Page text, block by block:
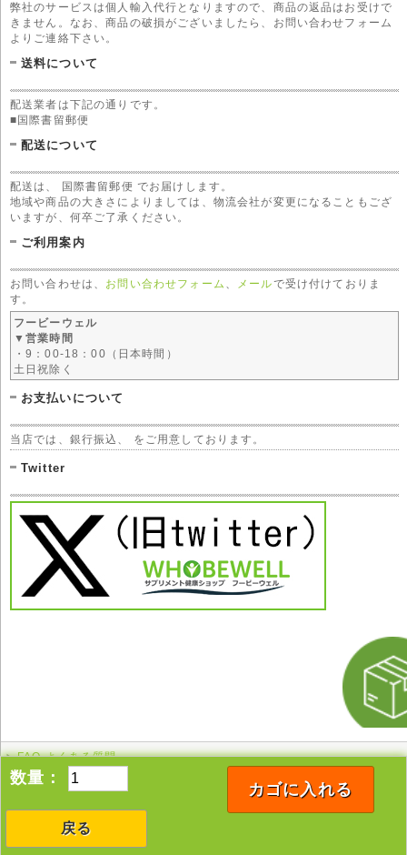
数量：
カゴに入れる
戻る
弊社のサービスは個人輸入代行となりますので、商品の返品はお受けで
きません。なお、商品の破損がございましたら、お問い合わせフォーム
よりご連絡下さい。
送料について
配送業者は下記の通りです。
■国際書留郵便
配送について
配送は、 国際書留郵便 でお届けします。
地域や商品の大きさによりましては、物流会社が変更になることもござ
いますが、何卒ご了承ください。
ご利用案内
お問い合わせは、 お問い合わせフォーム メールで受け付けておりま
す。
フービーウェル
▼営業時間
・9：00-18：00（日本時間）
土日祝除く
お支払いについて
当店では、銀行振込、 をご用意しております。
Twitter
FAQ よくある質問
Copyright © 2005-2026 whobewell All rights reserved.